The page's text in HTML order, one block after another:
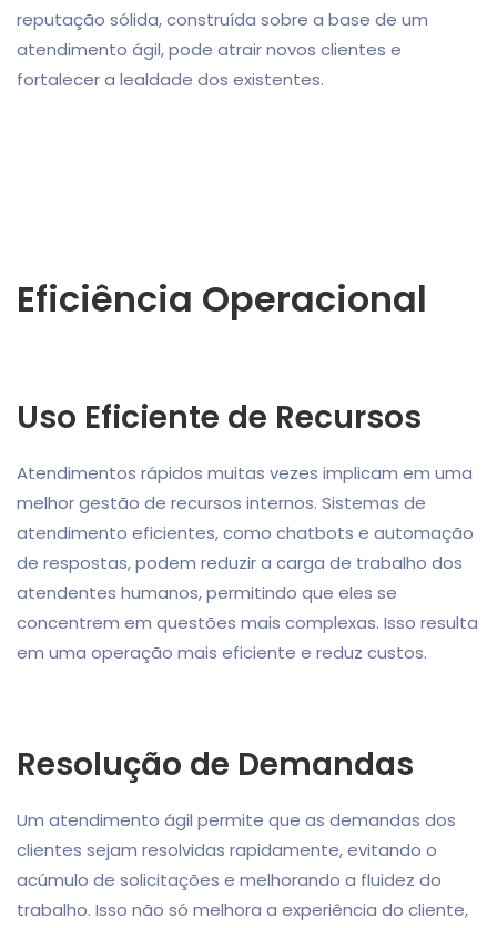
reputação sólida, construída sobre a base de um
atendimento ágil, pode atrair novos clientes e
fortalecer a lealdade dos existentes.
Eficiência Operacional
Uso Eficiente de Recursos
Atendimentos rápidos muitas vezes implicam em uma
melhor gestão de recursos internos. Sistemas de
atendimento eficientes, como chatbots e automação
de respostas, podem reduzir a carga de trabalho dos
atendentes humanos, permitindo que eles se
concentrem em questões mais complexas. Isso resulta
em uma operação mais eficiente e reduz custos.
Resolução de Demandas
Um atendimento ágil permite que as demandas dos
clientes sejam resolvidas rapidamente, evitando o
acúmulo de solicitações e melhorando a fluidez do
trabalho. Isso não só melhora a experiência do cliente,